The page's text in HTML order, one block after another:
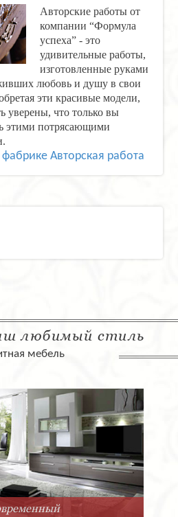
Авторские работы от
компании “Формула
успеха” - это
удивительные работы,
изготовленные руками
любовь и душу в свои
эти красивые модели,
уверены, что только вы
этими потрясающими
Авторская работа
любимый стиль
мебель